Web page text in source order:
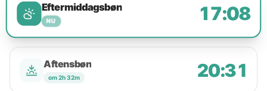
Eftermiddagsbøn
NU 17:08
Aftensbøn
om 2h 32m 20:31